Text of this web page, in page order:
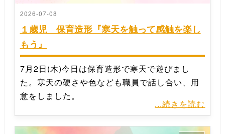
2026-07-08
１歳児 保育造形『寒天を触って感触を楽し
もう』
7月2日(木)今日は保育造形で寒天で遊びまし
た。寒天の硬さや色なども職員で話し合い、用
意をしました。
...続きを読む